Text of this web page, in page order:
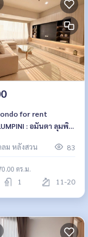
for rent
: อมันตา ลุมพินี
ม หลังสวน
83
ตร.ม.
1 11-20